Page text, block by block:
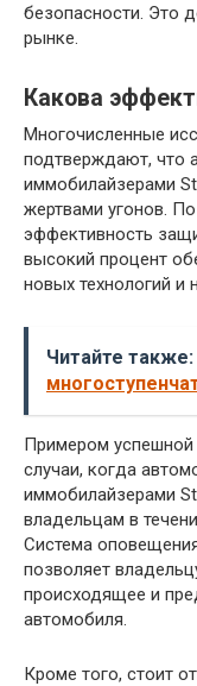
безопасности. Это
рынке.
Какова
Многочисленные
подтверждают, что
иммобилайзерами
жертвами угонов.
эффективность
высокий процент
новых технологий и
Читайте также:
Примером
случаи, когда
иммобилайзерами
владельцам в
Система
позволяет
происходящее и
автомобиля.
Кроме того, стоит